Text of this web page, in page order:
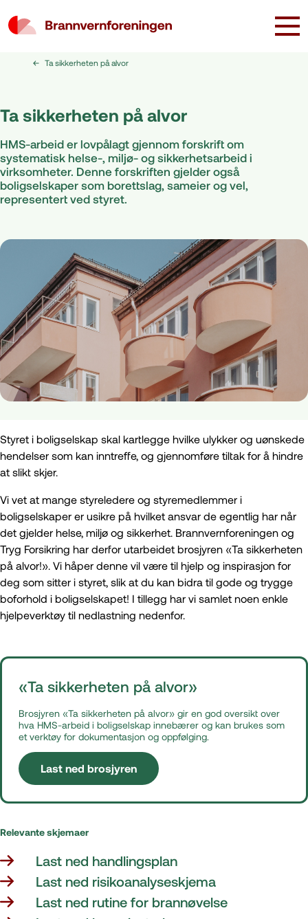
Ta sikkerheten på alvor
Ta sikkerheten på alvor
HMS-arbeid er lovpålagt gjennom forskrift om
systematisk helse-, miljø- og sikkerhetsarbeid i
virksomheter. Denne forskriften gjelder også
boligselskaper som borettslag, sameier og vel,
representert ved styret.
Styret i boligselskap skal kartlegge hvilke ulykker og uønskede
hendelser som kan inntreffe, og gjennomføre tiltak for å hindre
at slikt skjer.
Vi vet at mange styreledere og styremedlemmer i
boligselskaper er usikre på hvilket ansvar de egentlig har når
det gjelder helse, miljø og sikkerhet. Brannvernforeningen og
Tryg Forsikring har derfor utarbeidet brosjyren «Ta sikkerheten
på alvor!». Vi håper denne vil være til hjelp og inspirasjon for
deg som sitter i styret, slik at du kan bidra til gode og trygge
boforhold i boligselskapet! I tillegg har vi samlet noen enkle
hjelpeverktøy til nedlastning nedenfor.
«Ta sikkerheten på alvor»
Brosjyren «Ta sikkerheten på alvor» gir en god oversikt over
hva HMS-arbeid i boligselskap innebærer og kan brukes som
et verktøy for dokumentasjon og oppfølging.
Last ned brosjyren
Relevante skjemaer
Last ned handlingsplan
Last ned risikoanalyseskjema
Last ned rutine for brannøvelse